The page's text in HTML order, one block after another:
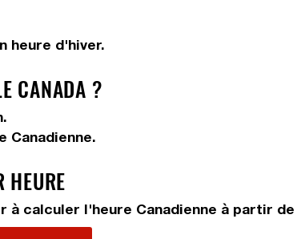
heure d'hiver.
CANADA ?
Canadienne.
HEURE
calculer l'heure Canadienne à partir